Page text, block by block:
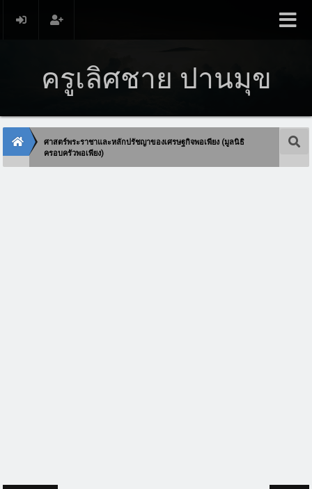
ครูเลิศชาย ปานมุข
ศาสตร์พระราชาและหลักปรัชญาของเศรษฐกิจพอเพียง (มูลนิธิ
ครอบครัวพอเพียง)